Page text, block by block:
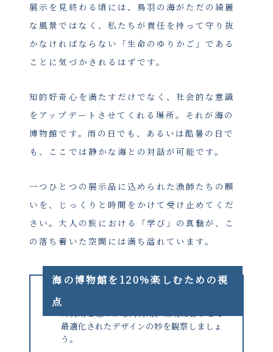
展示を見終わる頃には、鳥羽の海がただの綺麗
な風景ではなく、私たちが責任を持って守り抜
かなければならない「生命のゆりかご」である
ことに気づかされるはずです。
知的好奇心を満たすだけでなく、社会的な意識
をアップデートさせてくれる場所。それが海の
博物館です。雨の日でも、あるいは酷暑の日で
も、ここでは静かな海との対話が可能です。
一つひとつの展示品に込められた漁師たちの願
いを、じっくりと時間をかけて受け止めてくだ
さい。大人の旅における「学び」の真髄が、こ
の落ち着いた空間には満ち溢れています。
海の博物館を120%楽しむための視
点
●
外海用と穏やかな内海用。環境に合わせて
最適化されたデザインの妙を観察しましょ
う。